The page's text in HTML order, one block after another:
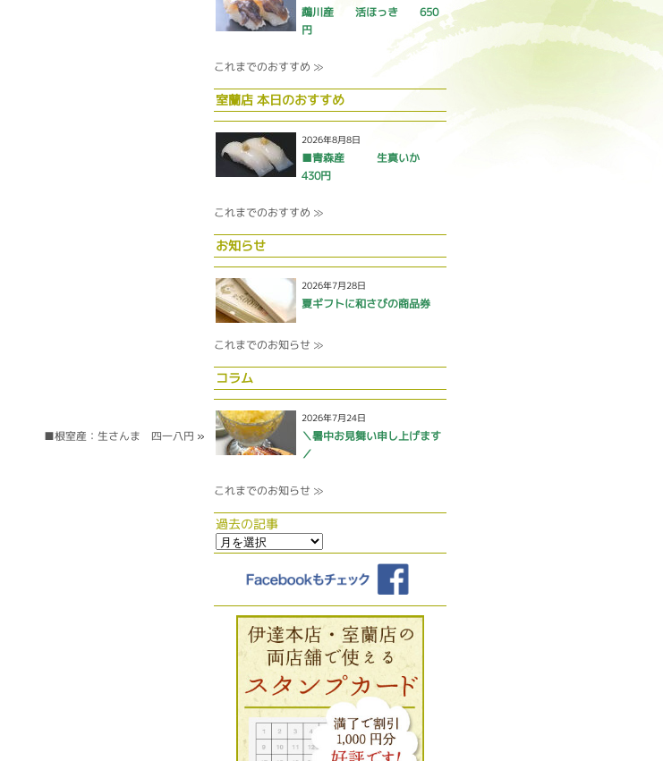
■根室産：生さんま 四一八円 »
鵡川産 活ほっき 650
円
これまでのおすすめ ≫
室蘭店 本日のおすすめ
2026年8月8日
■青森産 生真いか
430円
これまでのおすすめ ≫
お知らせ
2026年7月28日
夏ギフトに和さびの商品券
これまでのお知らせ ≫
コラム
2026年7月24日
＼暑中お見舞い申し上げます
／
これまでのお知らせ ≫
過去の記事